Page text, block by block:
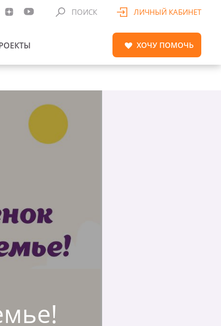
ПОИСК ЛИЧНЫЙ КАБИНЕТ
ХОЧУ ПОМОЧЬ